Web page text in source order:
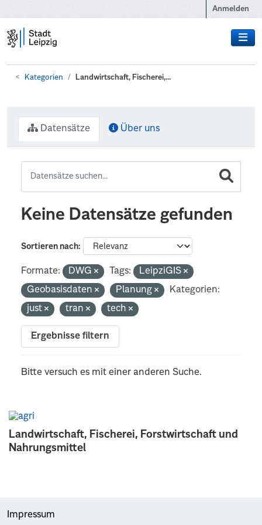
Anmelden
Kategorien Landwirtschaft, Fischerei,...
Landwirtschaft, Fischerei, Forstwirtschaft und
Nahrungsmittel
Datensätze Über uns
Keine Datensätze gefunden
Sortieren nach
Formate: DWG Tags:
LeipziGIS
Geobasisdaten
Planung
Kategorien:
just
tran tech
Ergebnisse filtern
Bitte versuch es mit einer anderen Suche.
Impressum